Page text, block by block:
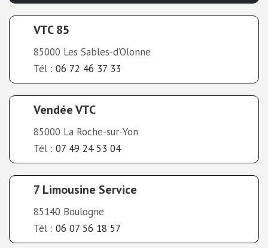
VTC 85
85000 Les Sables-d’Olonne
Tél : 06 72 46 37 33
Vendée VTC
85000 La Roche-sur-Yon
Tél : 07 49 24 53 04
7 Limousine Service
85140 Boulogne
Tél : 06 07 56 18 57